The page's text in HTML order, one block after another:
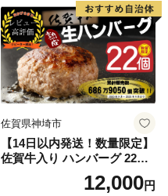
佐賀県神埼市
【14日以内発送！数量限定】
佐賀牛入り ハンバーグ 22個
2.6kg(120g×22個)【佐賀牛
黒毛和牛 ブランド牛 九州 ハ
12,000円